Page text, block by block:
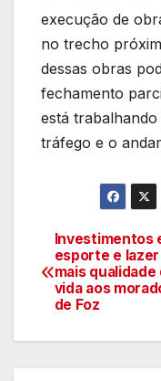
execução de
no trecho
dessas obras
fechamento
está
tráfego e o
de
Investimentos
esporte e
mais qualidade
vida aos
de Foz